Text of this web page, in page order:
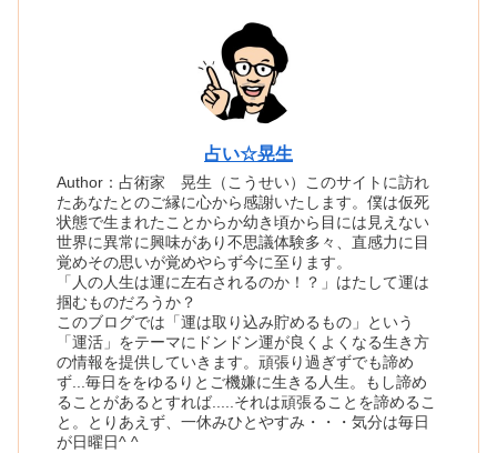
占い☆晃生
Author：占術家 晃生（こうせい）このサイトに訪れ
たあなたとのご縁に心から感謝いたします。僕は仮死
状態で生まれたことからか幼き頃から目には見えない
世界に異常に興味があり不思議体験多々、直感力に目
覚めその思いが覚めやらず今に至ります。
「人の人生は運に左右されるのか！？」はたして運は
掴むものだろうか？
このブログでは「運は取り込み貯めるもの」という
「運活」をテーマにドンドン運が良くよくなる生き方
の情報を提供していきます。頑張り過ぎずでも諦め
ず...毎日ををゆるりとご機嫌に生きる人生。もし諦め
ることがあるとすれば.....それは頑張ることを諦めるこ
と。とりあえず、一休みひとやすみ・・・気分は毎日
が日曜日^ ^